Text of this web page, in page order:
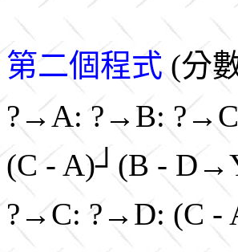
第二個程式 (分
?→A: ?→B:
(C - A)┘(B -
?→C: ?→D: (C -